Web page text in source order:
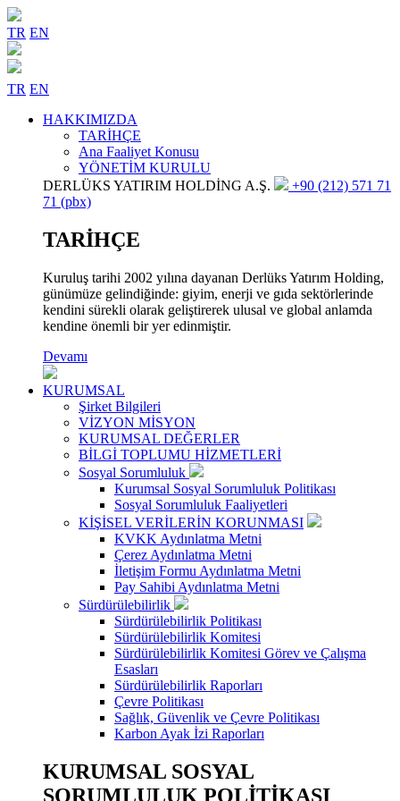
TR EN
TR EN
HAKKIMIZDA
TARİHÇE
Ana Faaliyet Konusu
YÖNETİM KURULU
DERLÜKS YATIRIM HOLDİNG A.Ş.
+90 (212) 571 71
71 (pbx)
TARİHÇE
Kuruluş tarihi 2002 yılına dayanan Derlüks Yatırım Holding,
günümüze gelindiğinde: giyim, enerji ve gıda sektörlerinde
kendini sürekli olarak geliştirerek ulusal ve global anlamda
kendine önemli bir yer edinmiştir.
Devamı
KURUMSAL
Şirket Bilgileri
VİZYON MİSYON
KURUMSAL DEĞERLER
BİLGİ TOPLUMU HİZMETLERİ
Sosyal Sorumluluk
Kurumsal Sosyal Sorumluluk Politikası
Sosyal Sorumluluk Faaliyetleri
KİŞİSEL VERİLERİN KORUNMASI
KVKK Aydınlatma Metni
Çerez Aydınlatma Metni
İletişim Formu Aydınlatma Metni
Pay Sahibi Aydınlatma Metni
Sürdürülebilirlik
Sürdürülebilirlik Politikası
Sürdürülebilirlik Komitesi
Sürdürülebilirlik Komitesi Görev ve Çalışma
Esasları
Sürdürülebilirlik Raporları
Çevre Politikası
Sağlık, Güvenlik ve Çevre Politikası
Karbon Ayak İzi Raporları
KURUMSAL SOSYAL
SORUMLULUK POLİTİKASI